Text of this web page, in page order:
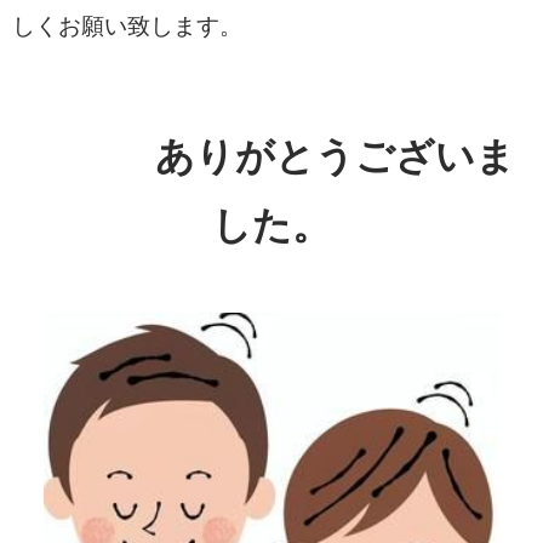
しくお願い致します。
ありがとうございま
した。